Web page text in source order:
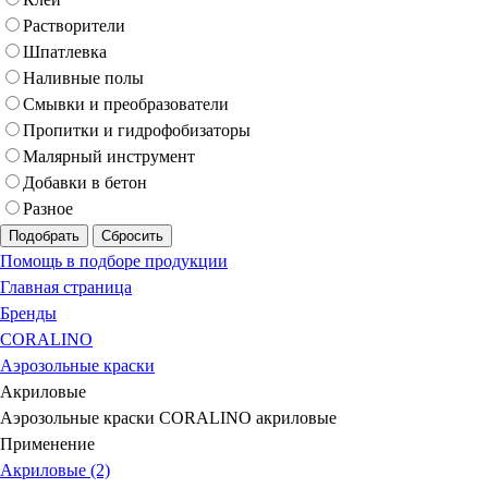
Растворители
Шпатлевка
Наливные полы
Смывки и преобразователи
Пропитки и гидрофобизаторы
Малярный инструмент
Добавки в бетон
Разное
Подобрать Сбросить
Помощь в подборе продукции
Главная страница
Бренды
CORALINO
Аэрозольные краски
Акриловые
Аэрозольные краски CORALINO акриловые
Применение
Акриловые (2)